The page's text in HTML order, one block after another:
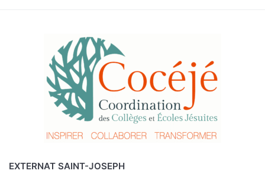
EXTERNAT SAINT-JOSEPH